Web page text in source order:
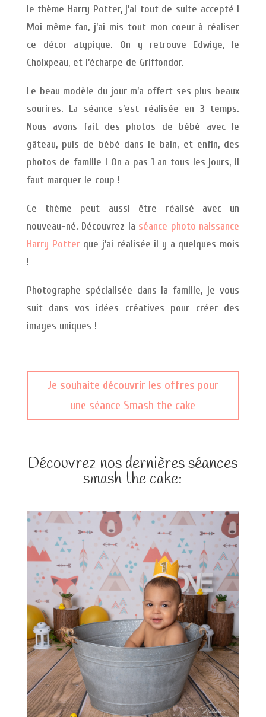
le thème Harry Potter, j’ai tout de suite accepté !
Moi même fan, j’ai mis tout mon coeur à réaliser
ce décor atypique. On y retrouve Edwige, le
Choixpeau, et l’écharpe de Griffondor.
Le beau modèle du jour m’a offert ses plus beaux
sourires. La séance s’est réalisée en 3 temps.
Nous avons fait des photos de bébé avec le
gâteau, puis de bébé dans le bain, et enfin, des
photos de famille ! On a pas 1 an tous les jours, il
faut marquer le coup !
Ce thème peut aussi être réalisé avec un
nouveau-né. Découvrez la séance photo naissance
Harry Potterque j’ai réalisée il y a quelques mois
!
Photographe spécialisée dans la famille, je vous
suit dans vos idées créatives pour créer des
images uniques !
Je souhaite découvrir les offres pour
une séance Smash the cake
Découvrez nos dernières séances
smash the cake: